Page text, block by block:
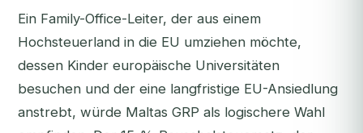
Ein Family-Office-Leiter, der aus einem
Hochsteuerland in die EU umziehen möchte,
dessen Kinder europäische Universitäten
besuchen und der eine langfristige EU-Ansiedlung
anstrebt, würde Maltas GRP als logischere Wahl